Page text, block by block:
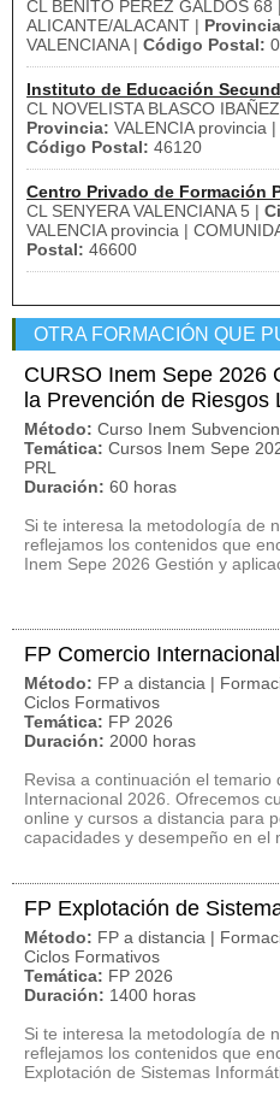
CL BENITO PÉREZ GALDÓS 68 |
ALICANTE/ALACANT |
VALENCIANA | Código Postal:
Instituto de Educación
CL NOVELISTA BLASCO
Provincia: VALENCIA provincia
Código Postal: 46120
Centro Privado de Formación
CL SENYERA VALENCIANA 5 |
VALENCIA provincia |
Postal: 46600
OTRA FORMACIÓN QUE
CURSO Inem Sepe 2026
la Prevención de Riesgos
Método: Curso Inem
Temática: Cursos Inem Sepe
PRL
Duración: 60 horas
Si te interesa la metodología de
reflejamos los contenidos que
Inem Sepe 2026 Gestión y
FP Comercio
Método: FP a distancia |
Ciclos Formativos
Temática: FP 2026
Duración: 2000 horas
Revisa a continuación el temario
Internacional 2026. Ofrecemos
online y cursos a distancia para
capacidades y desempeño en el
FP Explotación de
Método: FP a distancia |
Ciclos Formativos
Temática: FP 2026
Duración: 1400 horas
Si te interesa la metodología de
reflejamos los contenidos que
Explotación de Sistemas